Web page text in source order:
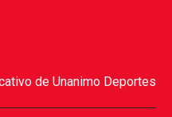
de Unanimo Deportes